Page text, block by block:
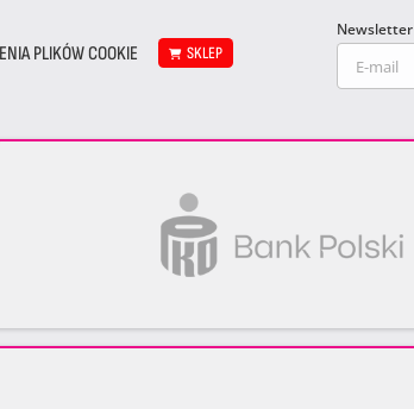
PLIKÓW COOKIE SKLEP
Newsletter